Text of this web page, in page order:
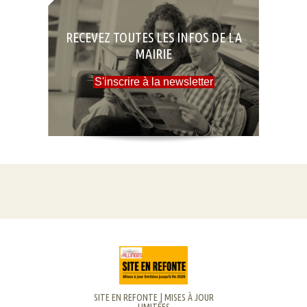
RECEVEZ TOUTES LES INFOS DE LA
MAIRIE
S'inscrire à la newsletter
SITE EN REFONTE | MISES À JOUR